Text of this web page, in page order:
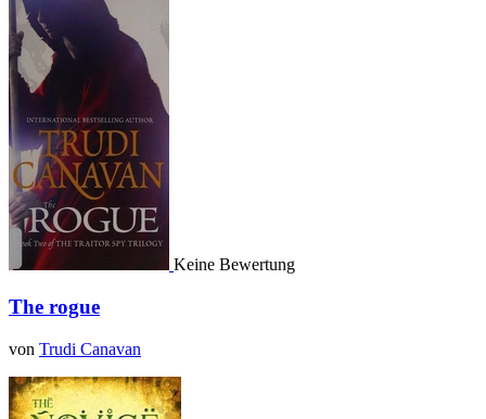
Keine Bewertung
The rogue
von Trudi Canavan